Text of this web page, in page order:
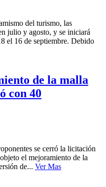
del turismo, las
julio y agosto, y se iniciará
el 16 de septiembre. Debido
de la malla
con 40
se cerró la licitación
el mejoramiento de la
de... Ver Mas